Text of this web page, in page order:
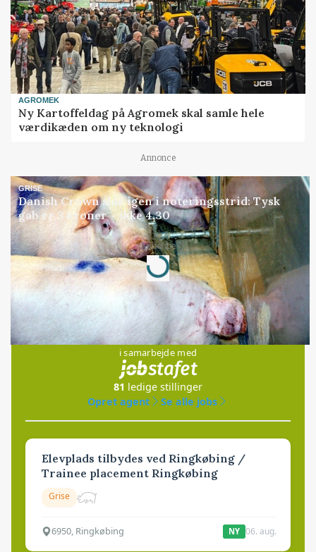
AGROMEK
Ny Kartoffeldag på Agromek skal samle hele
værdikæden om ny teknologi
Annonce
GRISE
Danish Crown slår igen i noteringsstrid: Tysk
gab er 3 kroner – ikke 4,30
Annonce
Loading...
Jobs
i samarbejde med
81 ledige stillinger
Opret agent
Se alle jobs
Elevplads tilbydes ved Ringkøbing /
Trainee placement Ringkøbing
Grise
6950, Ringkøbing NY 06. aug.